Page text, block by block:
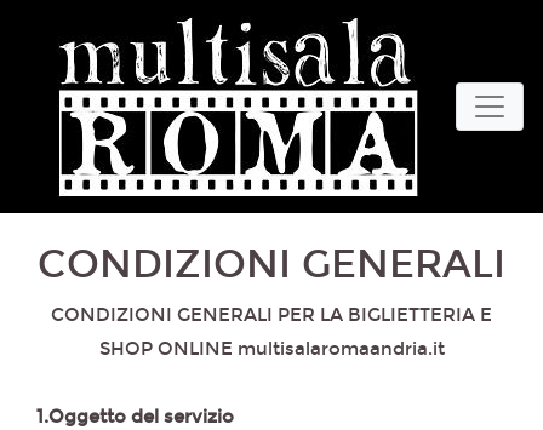
CONDIZIONI GENERALI
CONDIZIONI GENERALI PER LA BIGLIETTERIA E
SHOP ONLINE multisalaromaandria.it
1.Oggetto del servizio